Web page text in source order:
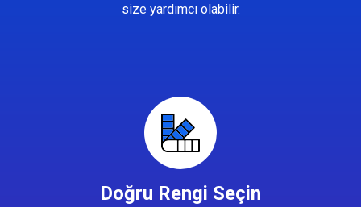
size yardımcı olabilir.
Doğru Rengi Seçin